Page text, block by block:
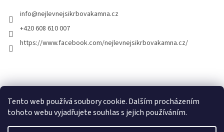
Tento web používá soubory cookie. Dalším procházením
tohoto webu vyjadřujete souhlas s jejich používáním.
info@nejlevnejsikrbovakamna.cz
+420 608 610 007
https://www.facebook.com/nejlevnejsikrbovakamna.cz/